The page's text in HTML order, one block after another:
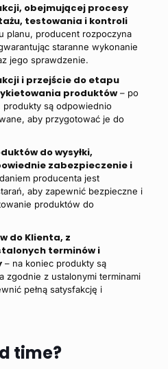
obejmującej procesy
testowania i kontroli
planu, producent rozpoczyna
staranne wykonanie
jego sprawdzenie.
i przejście do etapu
produktów– po
są odpowiednio
aby przygotować je do
do wysyłki,
zabezpieczenie i
producenta jest
aby zapewnić bezpieczne i
produktów do
do Klienta, z
terminów i
– na koniec produkty są
zgodnie z ustalonymi terminami
pełną satysfakcję i
time?